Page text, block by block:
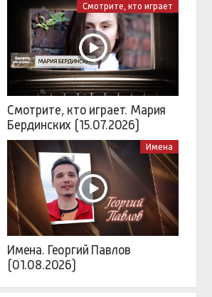
Смотрите, кто играет
Смотрите, кто играет. Мария
Бердинских (15.07.2026)
Имена
Имена. Георгий Павлов
(01.08.2026)